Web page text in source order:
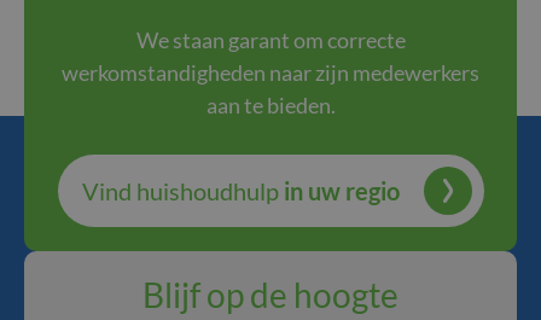
We staan garant om correcte
werkomstandigheden naar zijn medewerkers
aan te bieden.
Vind huishoudhulp in uw regio
Blijf op de hoogte